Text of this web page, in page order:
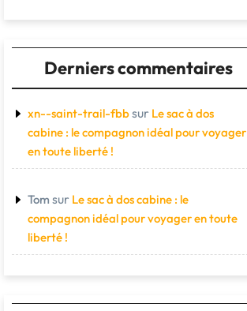
Derniers commentaires
xn--saint-trail-fbbsur Le sac à dos
cabine : le compagnon idéal pour voyager
en toute liberté !
Tom sur Le sac à dos cabine : le
compagnon idéal pour voyager en toute
liberté !